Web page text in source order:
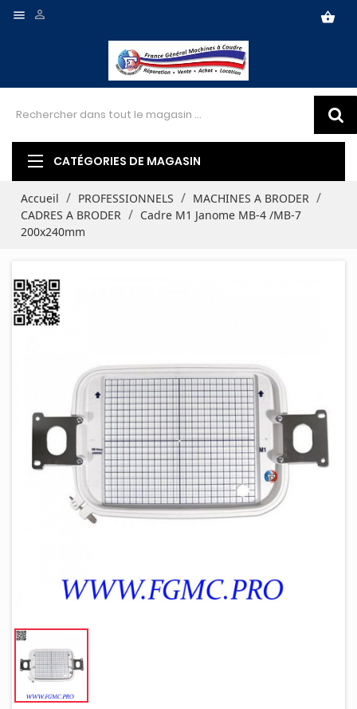
 shopping_basket

CATÉGORIES DE MAGASIN
Accueil PROFESSIONNELS
MACHINES A BRODER
CADRES A BRODER
Cadre M1 Janome MB-4 /MB-7
200x240mm